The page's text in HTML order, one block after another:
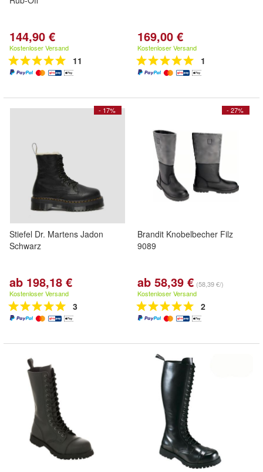
144,90 €
Kostenloser Versand
11
169,00 €
Kostenloser Versand
1
- 17%
Stiefel Dr. Martens Jadon
Schwarz
ab 198,18 €
Kostenloser Versand
3
- 27%
Brandit Knobelbecher Filz
9089
ab 58,39 € (58,39 €/)
Kostenloser Versand
2